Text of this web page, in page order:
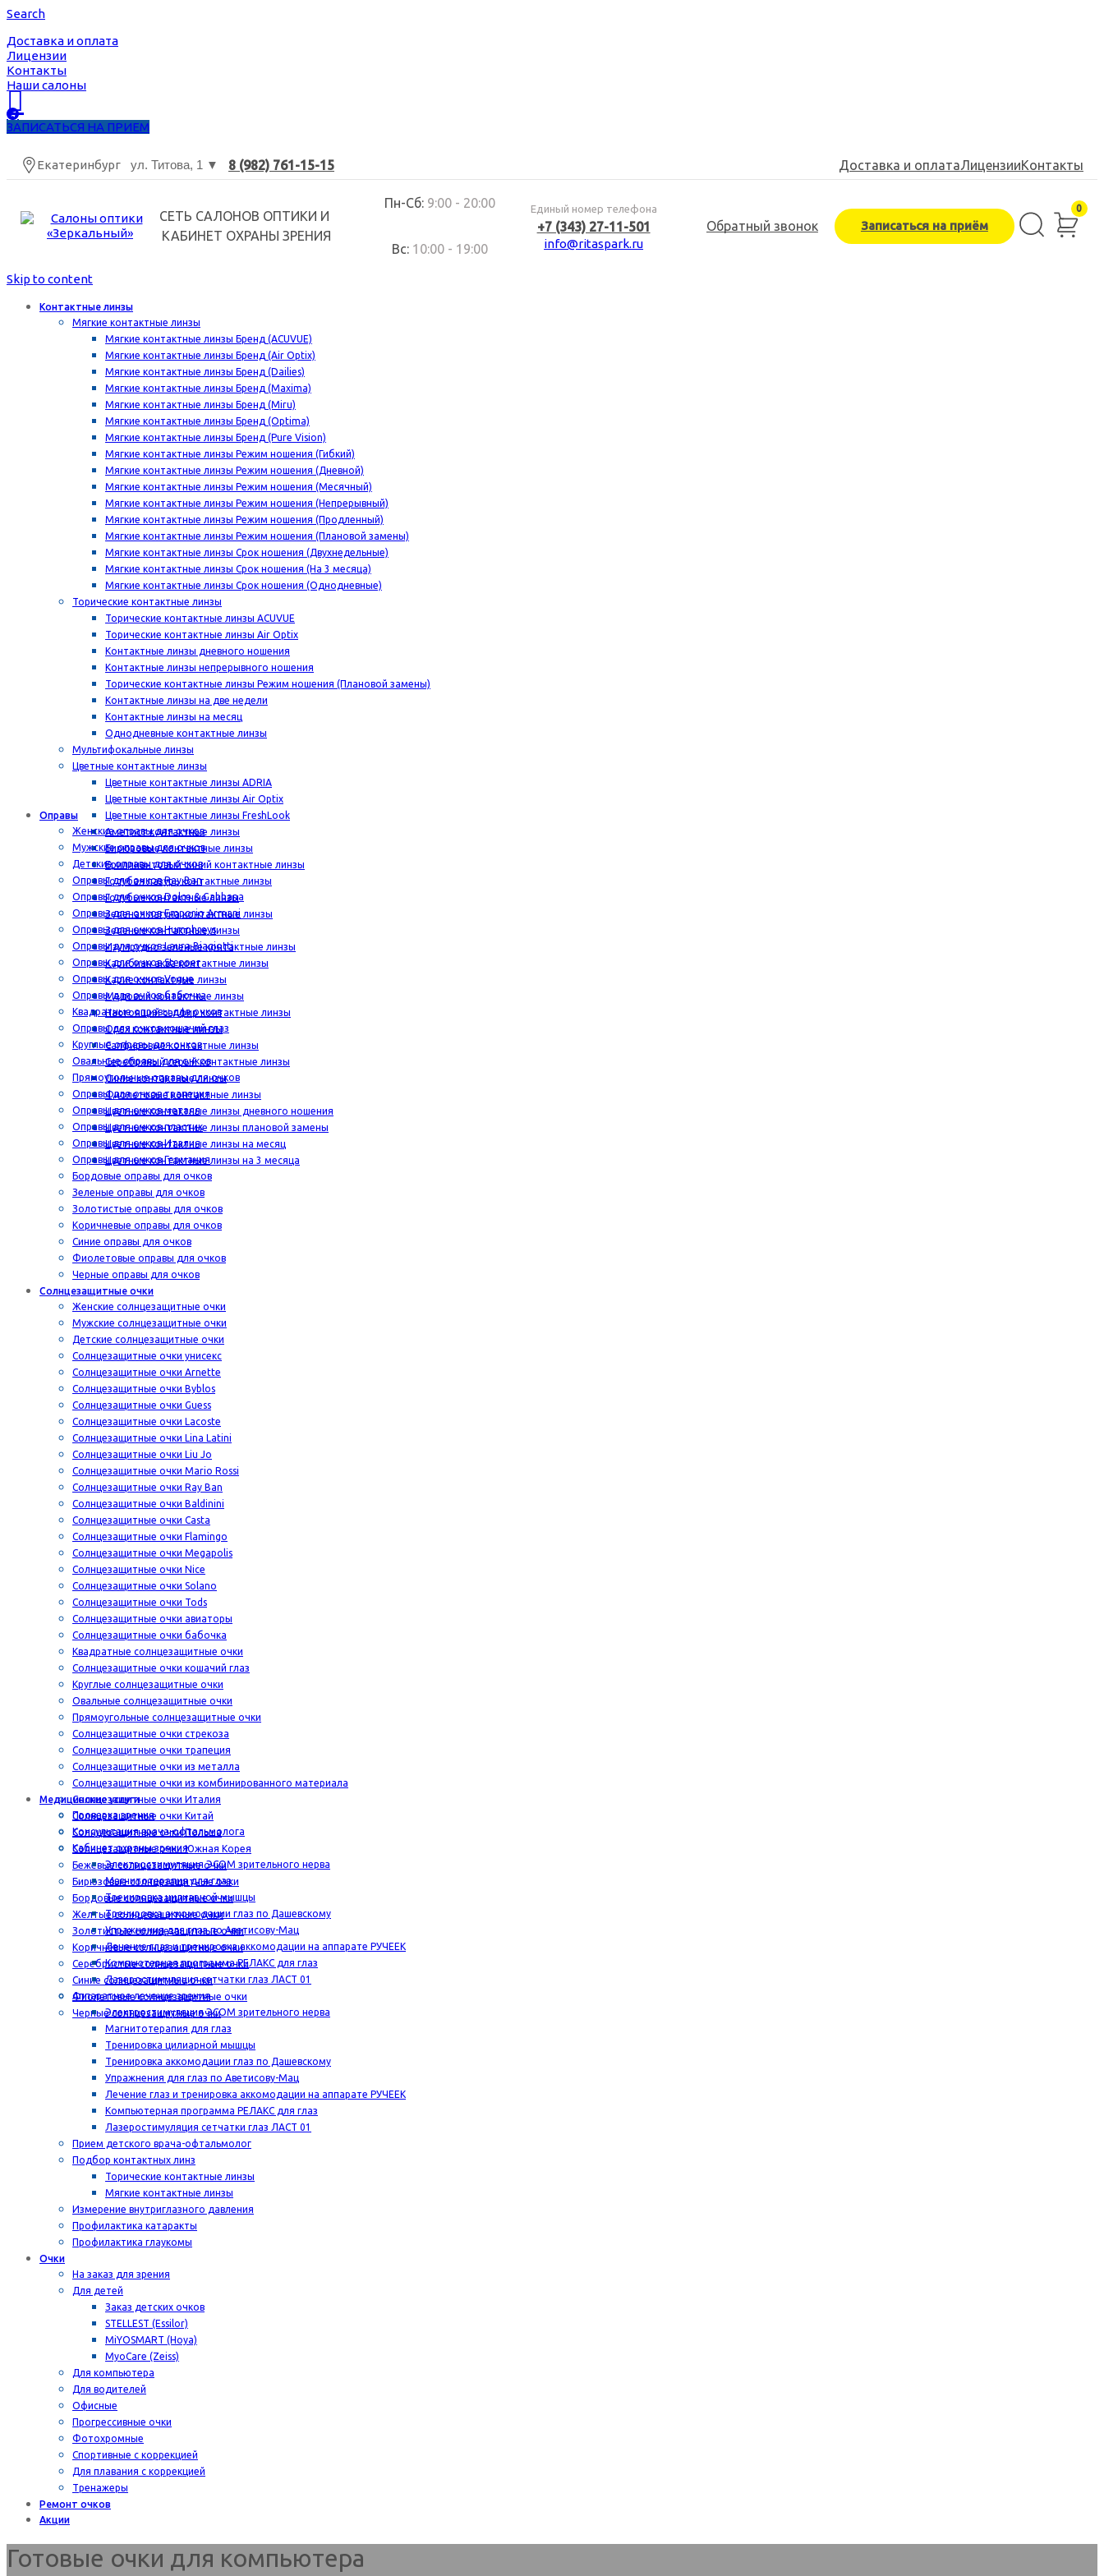
Search
Доставка и оплата
Лицензии
Контакты
Наши салоны
ЗАПИСАТЬСЯ НА ПРИЕМ
Екатеринбург ул. Титова, 1 ▼ 8 (982) 761-15-15 Доставка и оплатаЛицензииКонтакты
СЕТЬ САЛОНОВ ОПТИКИ И
КАБИНЕТ ОХРАНЫ ЗРЕНИЯ
Пн-Сб: 9:00 - 20:00
Вс: 10:00 - 19:00
Единый номер телефона
+7 (343) 27-11-501
info@ritaspark.ru
Обратный звонок Записаться на приём
0
Skip to content
Контактные линзы
Мягкие контактные линзы
Мягкие контактные линзы Бренд (ACUVUE)
Мягкие контактные линзы Бренд (Air Optix)
Мягкие контактные линзы Бренд (Dailies)
Мягкие контактные линзы Бренд (Maxima)
Мягкие контактные линзы Бренд (Miru)
Мягкие контактные линзы Бренд (Optima)
Мягкие контактные линзы Бренд (Pure Vision)
Мягкие контактные линзы Режим ношения (Гибкий)
Мягкие контактные линзы Режим ношения (Дневной)
Мягкие контактные линзы Режим ношения (Месячный)
Мягкие контактные линзы Режим ношения (Непрерывный)
Мягкие контактные линзы Режим ношения (Продленный)
Мягкие контактные линзы Режим ношения (Плановой замены)
Мягкие контактные линзы Срок ношения (Двухнедельные)
Мягкие контактные линзы Срок ношения (На 3 месяца)
Мягкие контактные линзы Срок ношения (Однодневные)
Торические контактные линзы
Торические контактные линзы ACUVUE
Торические контактные линзы Air Optix
Контактные линзы дневного ношения
Контактные линзы непрерывного ношения
Торические контактные линзы Режим ношения (Плановой замены)
Контактные линзы на две недели
Контактные линзы на месяц
Однодневные контактные линзы
Мультифокальные линзы
Цветные контактные линзы
Цветные контактные линзы ADRIA
Цветные контактные линзы Air Optix
Цветные контактные линзы FreshLook
Аметист контактные линзы
Бирюзовые контактные линзы
Бриллиантовый синий контактные линзы
Голубая лазурь контактные линзы
Голубые контактные линзы
Зеленая лагуна контактные линзы
Зеленые контактные линзы
Изумрудно зеленые контактные линзы
Карибиан аква контактные линзы
Карие контактные линзы
Медовый контактные линзы
Настоящий сапфир контактные линзы
Орех контактные линзы
Сапфировые контактные линзы
Серебряный серый контактные линзы
Синие контактные линзы
Фиолетовые контактные линзы
Цветные контактные линзы дневного ношения
Цветные контактные линзы плановой замены
Цветные контактные линзы на месяц
Цветные контактные линзы на 3 месяца
Оправы
Женские оправы для очков
Мужские оправы для очков
Детские оправы для очков
Оправы для очков Ray Ban
Оправы для очков Dolce & Gabbana
Оправы для очков Emporio Armani
Оправы для очков Humphreys
Оправы для очков Laura Biagiotti
Оправы для очков Stepper
Оправы для очков Vogue
Оправы для очков бабочка
Квадратные оправы для очков
Оправы для очков кошачий глаз
Круглые оправы для очков
Овальные оправы для очков
Прямоугольные оправы для очков
Оправы для очков трапеция
Оправы для очков металл
Оправы для очков пластик
Оправы для очков Италия
Оправы для очков Германия
Бордовые оправы для очков
Зеленые оправы для очков
Золотистые оправы для очков
Коричневые оправы для очков
Синие оправы для очков
Фиолетовые оправы для очков
Черные оправы для очков
Солнцезащитные очки
Женские солнцезащитные очки
Мужские солнцезащитные очки
Детские солнцезащитные очки
Солнцезащитные очки унисекс
Солнцезащитные очки Arnette
Солнцезащитные очки Byblos
Солнцезащитные очки Guess
Солнцезащитные очки Lacoste
Солнцезащитные очки Lina Latini
Солнцезащитные очки Liu Jo
Солнцезащитные очки Mario Rossi
Солнцезащитные очки Ray Ban
Солнцезащитные очки Baldinini
Солнцезащитные очки Casta
Солнцезащитные очки Flamingo
Солнцезащитные очки Megapolis
Солнцезащитные очки Nice
Солнцезащитные очки Solano
Солнцезащитные очки Tods
Солнцезащитные очки авиаторы
Солнцезащитные очки бабочка
Квадратные солнцезащитные очки
Солнцезащитные очки кошачий глаз
Круглые солнцезащитные очки
Овальные солнцезащитные очки
Прямоугольные солнцезащитные очки
Солнцезащитные очки стрекоза
Солнцезащитные очки трапеция
Солнцезащитные очки из металла
Солнцезащитные очки из комбинированного материала
Солнцезащитные очки Италия
Солнцезащитные очки Китай
Солнцезащитные очки Польша
Солнцезащитные очки Южная Корея
Бежевые солнцезащитные очки
Бирюзовые солнцезащитные очки
Бордовые солнцезащитные очки
Желтые солнцезащитные очки
Золотистые солнцезащитные очки
Коричневые солнцезащитные очки
Серебристые солнцезащитные очки
Синие солнцезащитные очки
Фиолетовые солнцезащитные очки
Черные солнцезащитные очки
Медицинские услуги
Проверка зрения
Консультация врача-офтальмолога
Кабинет охраны зрения
Электростимуляция ЭСОМ зрительного нерва
Магнитотерапия для глаз
Тренировка цилиарной мышцы
Тренировка аккомодации глаз по Дашевскому
Упражнения для глаз по Аветисову-Мац
Лечение глаз и тренировка аккомодации на аппарате РУЧЕЕК
Компьютерная программа РЕЛАКС для глаз
Лазеростимуляция сетчатки глаз ЛАСТ 01
Аппаратное лечение зрения
Электростимуляция ЭСОМ зрительного нерва
Магнитотерапия для глаз
Тренировка цилиарной мышцы
Тренировка аккомодации глаз по Дашевскому
Упражнения для глаз по Аветисову-Мац
Лечение глаз и тренировка аккомодации на аппарате РУЧЕЕК
Компьютерная программа РЕЛАКС для глаз
Лазеростимуляция сетчатки глаз ЛАСТ 01
Прием детского врача-офтальмолог
Подбор контактных линз
Торические контактные линзы
Мягкие контактные линзы
Измерение внутриглазного давления
Профилактика катаракты
Профилактика глаукомы
Очки
На заказ для зрения
Для детей
Заказ детских очков
STELLEST (Essilor)
MiYOSMART (Hoya)
MyoCare (Zeiss)
Для компьютера
Для водителей
Офисные
Прогрессивные очки
Фотохромные
Спортивные с коррекцией
Для плавания с коррекцией
Тренажеры
Ремонт очков
Акции
Готовые очки для компьютера